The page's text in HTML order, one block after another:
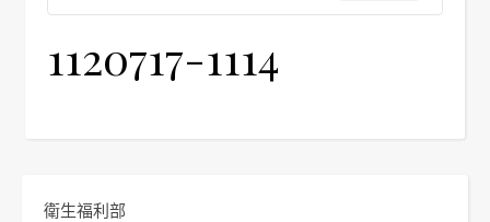
1120717-1114
衛生福利部